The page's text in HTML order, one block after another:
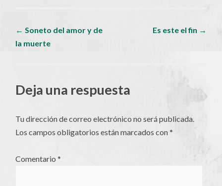
Navegador
de
artículos
← Soneto del amor y de
la muerte
Es este el fin →
Deja una respuesta
Tu dirección de correo electrónico no será publicada.
Los campos obligatorios están marcados con*
Comentario*